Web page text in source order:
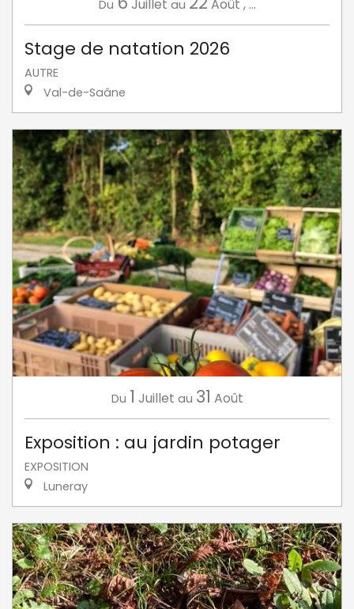
Du Juillet au Août , ...
Stage de natation 2026
AUTRE
Val-de-Saâne
Du 1 Juillet au 31 Août
Exposition : au jardin potager
EXPOSITION
Luneray